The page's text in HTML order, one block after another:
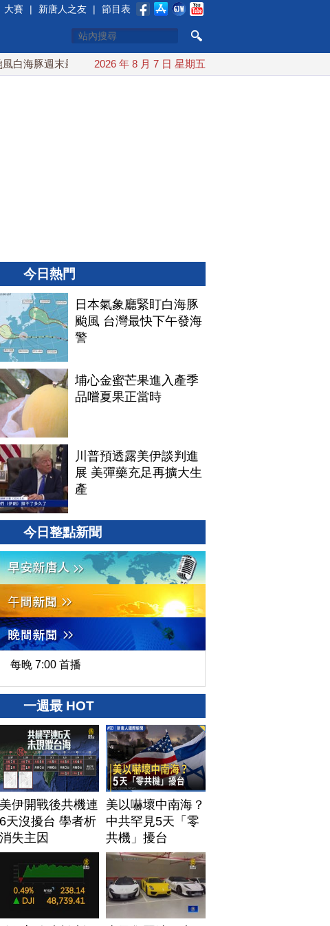
大賽 | 新唐人之友 | 節目表
海豚週末最接近台灣 最快9日可能登陸中國
2026 年 8 月 7 日 星期五
今日熱門
日本氣象廳緊盯白海豚
颱風 台灣最快下午發海
警
埔心金蜜芒果進入產季
品嚐夏果正當時
川普預透露美伊談判進
展 美彈藥充足再擴大生
產
今日整點新聞
每晚 7:00 首播
一週最 HOT
美伊開戰後共機連
6天沒擾台 學者析
消失主因
美以嚇壞中南海？
中共罕見5天「零
共機」擾台